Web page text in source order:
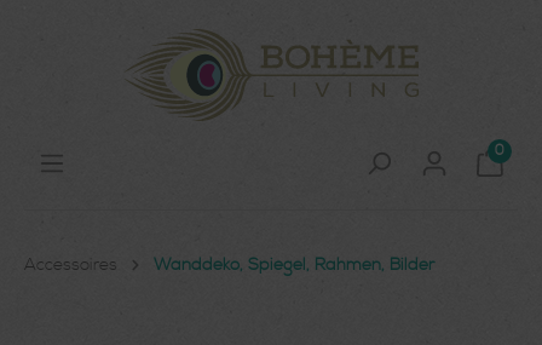
0
Accessoires Wanddeko, Spiegel, Rahmen, Bilder